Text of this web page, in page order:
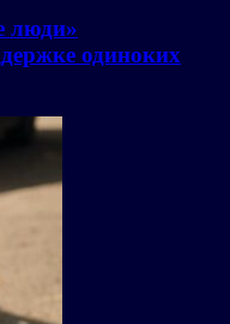
люди»
одиноких